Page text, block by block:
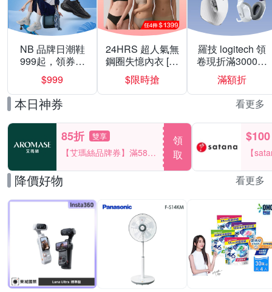
NB 品牌日潮鞋
999起，領券折
上折 最高回饋
40%
$999
24HRS 超人氣無
鋼圈失憶內衣 [熱
銷好評]
$限時搶
羅技 logitech 領
卷現折滿3000折
300
滿額折
本日神券 看更多
85折 雙享
【艾瑪絲品牌券】滿580
享85折！
領
取
$100
【
一件
降價好物 看更多